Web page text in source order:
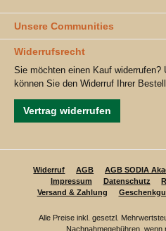
Unsere Communities
Widerrufsrecht
Sie möchten einen Kauf widerrufen?
können Sie den Widerruf Ihrer
Vertrag widerrufen
Widerruf AGB AGB SODIA
Impressum
Datenschutz
Versand & Zahlung
Alle Preise inkl. gesetzl.
Nachnahmegebühren, wenn